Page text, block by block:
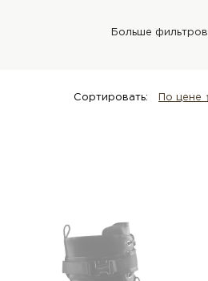
Больше фильтров
Сортировать: По цене ↑